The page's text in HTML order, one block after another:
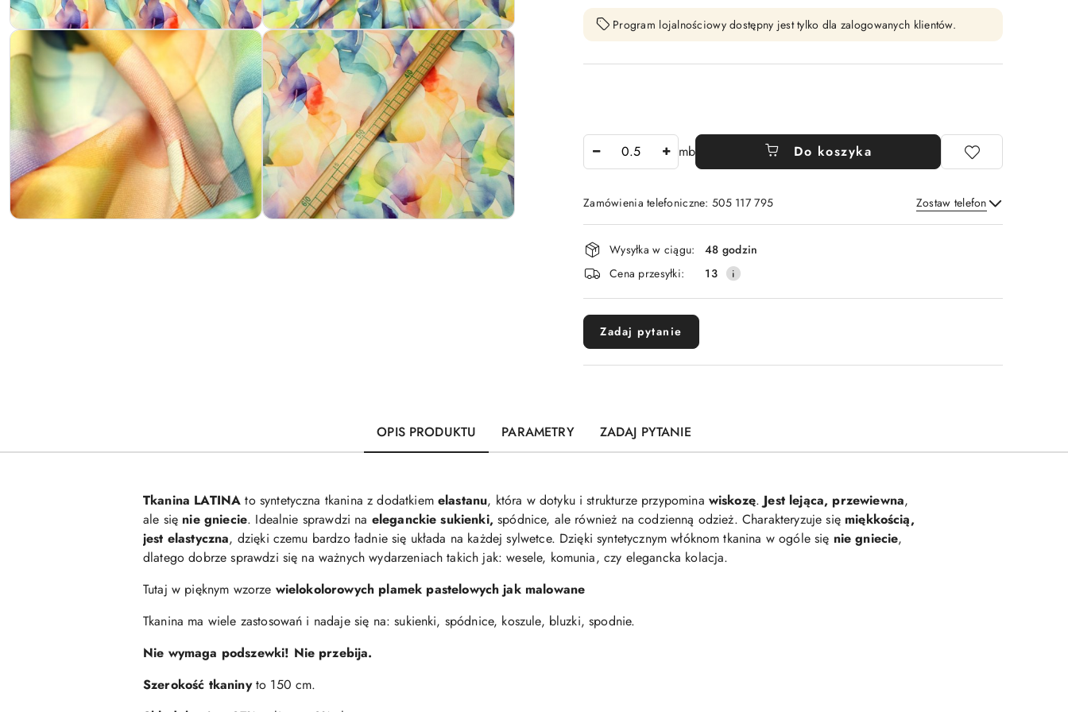
Program lojalnościowy dostępny jest tylko dla zalogowanych klientów.
mb Do koszyka
Zamówienia telefoniczne: 505 117 795 Zostaw telefon
Wyślij
Dostępność
i
dostawa
Wysyłka w ciągu:
48 godzin
Cena przesyłki:
13
Zadaj pytanie
OPIS PRODUKTU PARAMETRY ZADAJ PYTANIE
Tkanina LATINAto syntetyczna tkanina z dodatkiemelastanu, która w dotyku i strukturze przypomina wiskozę. Jest lejąca, przewiewna,
ale się nie gniecie. Idealnie sprawdzi na eleganckie sukienki, spódnice, ale również na codzienną odzież. Charakteryzuje się miękkością,
jest elastyczna, dzięki czemu bardzo ładnie się układa na każdej sylwetce. Dzięki syntetycznym włóknom tkanina w ogóle się nie gniecie,
dlatego dobrze sprawdzi się na ważnych wydarzeniach takich jak: wesele, komunia, czy elegancka kolacja.
Tutaj w pięknym wzorze wielokolorowych plamek pastelowych jak malowane
Tkanina ma wiele zastosowań i nadaje się na: sukienki, spódnice, koszule, bluzki, spodnie.
Nie wymaga podszewki! Nie przebija.
Szerokość tkaninyto 150 cm.